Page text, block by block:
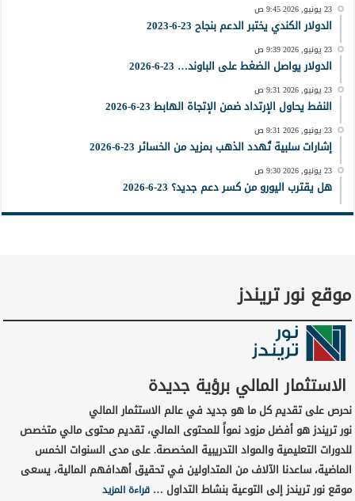
23 يونيو, 2026 9:45 ص
الدولار الكندي يختبر الدعم بنجاح 23-6-2023
23 يونيو, 2026 9:39 ص
الدولار يواصل الضغط على الباوند… 23-6-2026
23 يونيو, 2026 9:31 ص
النفط يحاول الإرتداد ضمن الإتجاة الهابط 23-6-2026
23 يونيو, 2026 9:31 ص
إشارات سلبية تُهدد الذهب بمزيد من الخسائر 23-6-2026
23 يونيو, 2026 9:30 ص
هل يقترب اليورو من كسر دعم جديد؟ 23-6-2026
موقع نور تريندز
الاستثمار المالي برؤية جديدة
نحرص على تقديم كل ما هو جديد في عالم الاستثمار المالي
نور تريندز هو أفضل مزود نمواً للمحتوى المالي، تقديم محتوى مالي متخصص
للدورات التعليمية والمواد التدريبية المخصصة. على مدى السنوات الخمس
الماضية، ساعدنا الآلاف من المتداولين في تحقيق أهدافهم المالية، يسعى
موقع نور تريندز إلى التوعية بنشاط التداول …قراءة المزيد